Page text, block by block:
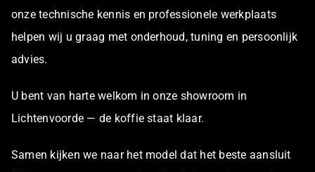
onze technische kennis en professionele werkplaats
helpen wij u graag met onderhoud, tuning en persoonlijk
advies.
U bent van harte welkom in onze showroom in
Lichtenvoorde — de koffie staat klaar.
Samen kijken we naar het model dat het beste aansluit